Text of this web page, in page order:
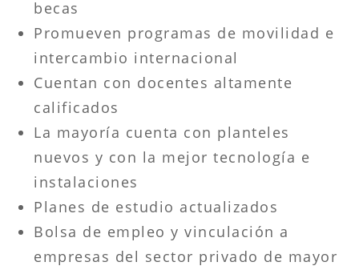
becas
Promueven programas de movilidad e
intercambio internacional
Cuentan con docentes altamente
calificados
La mayoría cuenta con planteles
nuevos y con la mejor tecnología e
instalaciones
Planes de estudio actualizados
Bolsa de empleo y vinculación a
empresas del sector privado de mayor